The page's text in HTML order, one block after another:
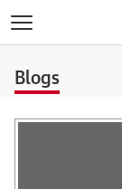
Blogs